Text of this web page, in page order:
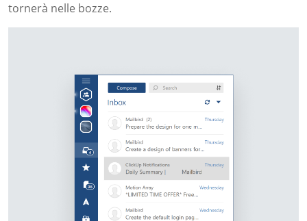
tornerà nelle bozze.